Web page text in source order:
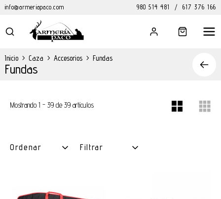
info@armeriapaco.com 980 514 481 / 617 376 166
Inicio > Caza > Accesorios > Fundas
Fundas
Mostrando 1 - 39 de 39 artículos
Ordenar Filtrar